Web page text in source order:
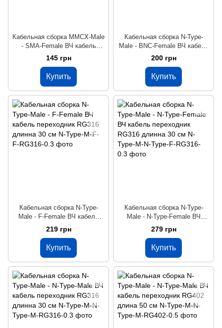
Кабельная сборка MMCX-Male
- SMA-Female ВЧ кабель
переходник ss405 10 см
угловой
145 грн
Купить
Кабельная сборка N-Type-
Male - BNC-Female ВЧ кабель
переходник RG316 длинна 30
200 грн
Купить
Кабельная сборка N-Type-
Male - F-Female ВЧ кабель
переходник RG316 длинна 30
219 грн
Купить
Кабельная сборка N-Type-
Male - N-Type-Female ВЧ
кабель переходник RG316
длинна 30 см
279 грн
Купить